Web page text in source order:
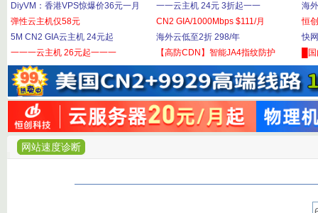
DiyVM：香港VPS惊爆价36元一月
弹性云主机仅58元
5M CN2 GIA云主机 24元起
一一一云主机 26元起一一一
一一云主机 24元 3折起一一
CN2 GIA/1000Mbps $111/月
海外云低至2折 298/年
【高防CDN】智能JA4指纹防护
海
恒
快
█
网站速度诊断